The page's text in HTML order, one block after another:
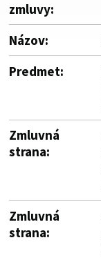
zmluvy:
Názov:
Predmet:
Zmluvná
strana:
Zmluvná
strana: